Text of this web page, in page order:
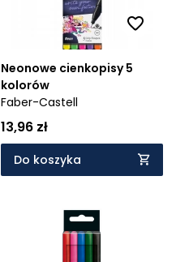
Neonowe cienkopisy 5
kolorów
Faber-Castell
13,96 zł
Do koszyka